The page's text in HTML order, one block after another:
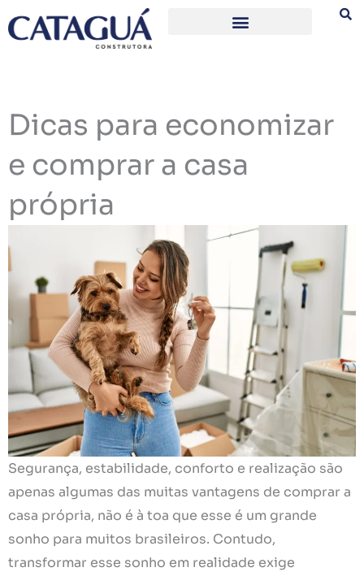
para
Dicas para economizar
e comprar a casa
própria
Segurança, estabilidade, conforto e realização são
apenas algumas das muitas vantagens de comprar a
casa própria, não é à toa que esse é um grande
sonho para muitos brasileiros. Contudo,
transformar esse sonho em realidade exige